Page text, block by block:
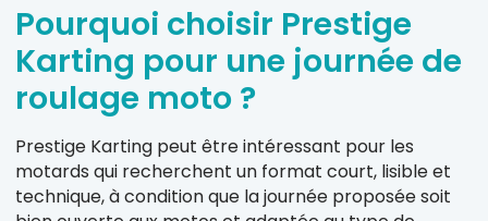
Pourquoi choisir Prestige
Karting pour une journée de
roulage moto ?
Prestige Karting peut être intéressant pour les
motards qui recherchent un format court, lisible et
technique, à condition que la journée proposée soit